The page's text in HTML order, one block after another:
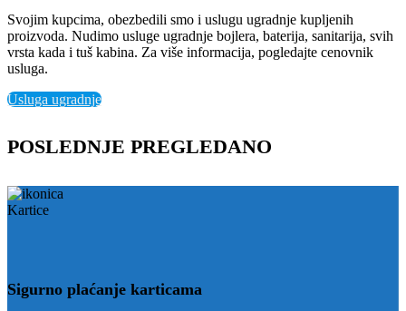
Svojim kupcima, obezbedili smo i uslugu ugradnje kupljenih
proizvoda. Nudimo usluge ugradnje bojlera, baterija, sanitarija, svih
vrsta kada i tuš kabina. Za više informacija, pogledajte cenovnik
usluga.
Usluga ugradnje
POSLEDNJE PREGLEDANO
Sigurno plaćanje karticama